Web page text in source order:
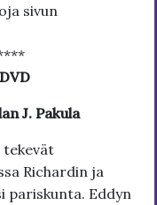
sivun
J. Pakula
tekevät
Richardin ja
pariskunta. Eddyn